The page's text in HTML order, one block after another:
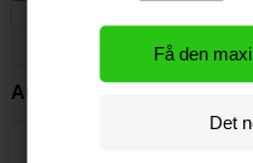
Andra kunder köpte också: